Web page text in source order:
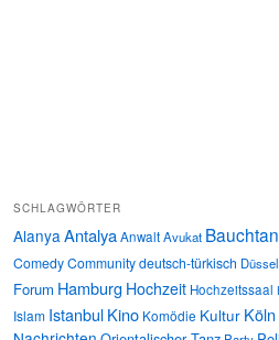
SCHLAGWÖRTER
AlanyaAntalyaAnwaltAvukat
ComedyCommunitydeutsch-türkisch
Forum Hamburg Hochzeit Hochzeitssaal
Islam IstanbulKino Komödie Kultur Köln